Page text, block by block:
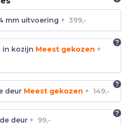
mm uitvoering + 399,-
in kozijn Meest gekozen +
?
deur Meest gekozen + 149,-
?
deur + 99,-
?